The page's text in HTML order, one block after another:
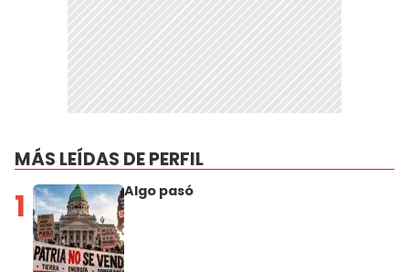
MÁS LEÍDAS DE PERFIL
1 Algo pasó